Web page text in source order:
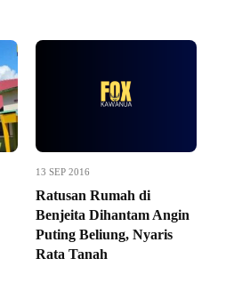
13 SEP 2016
Ratusan Rumah di
Benjeita Dihantam Angin
Puting Beliung, Nyaris
Rata Tanah